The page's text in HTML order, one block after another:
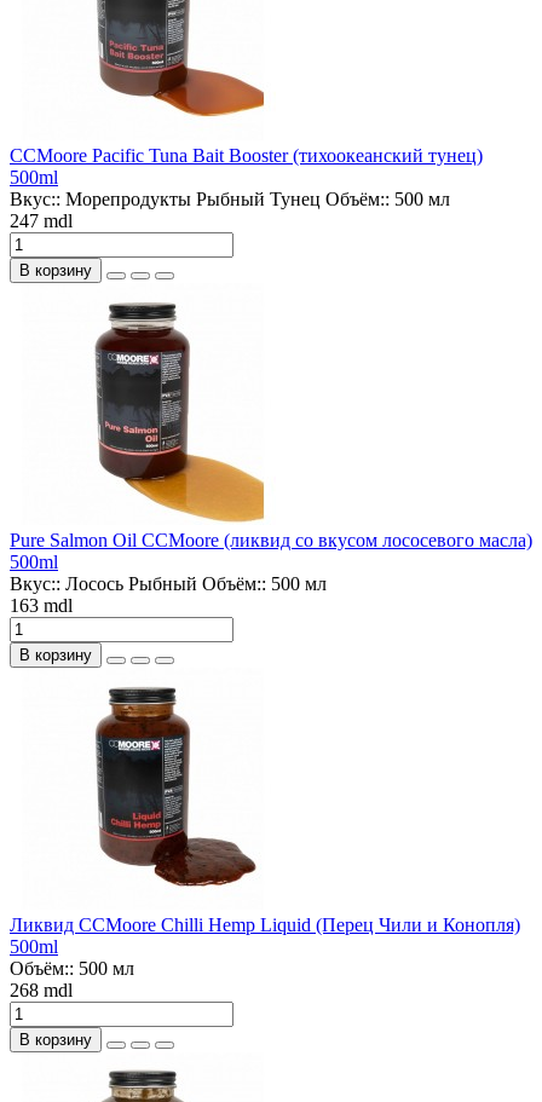
CCMoore Pacific Tuna Bait Booster (тихоокеанский тунец)
500ml
Вкус:: Морепродукты Рыбный Тунец Объём:: 500 мл
247 mdl
В корзину
Pure Salmon Oil CCMoore (ликвид со вкусом лососевого масла)
500ml
Вкус:: Лосось Рыбный Объём:: 500 мл
163 mdl
В корзину
Ликвид CCMoore Chilli Hemp Liquid (Перец Чили и Конопля)
500ml
Объём:: 500 мл
268 mdl
В корзину